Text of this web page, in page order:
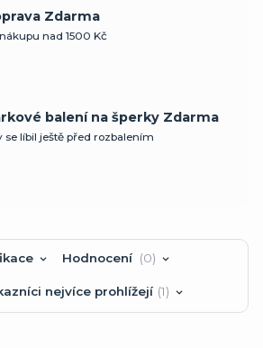
Zdarma
nad 1500 Kč
balení na šperky Zdarma
se líbil ještě před rozbalením
Hodnocení 0
nejvíce prohlížejí 1